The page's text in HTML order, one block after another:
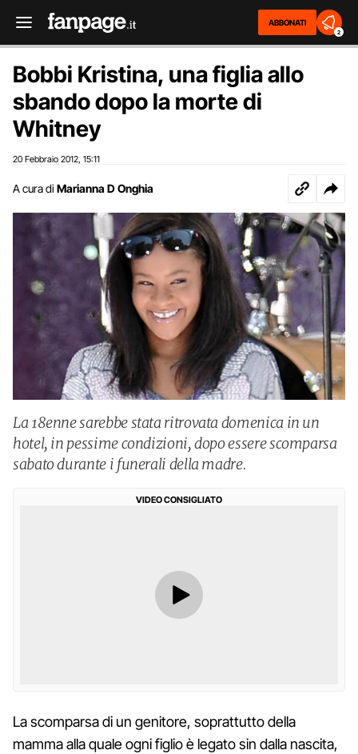
ABBONATI
2
Bobbi Kristina, una figlia allo
sbando dopo la morte di
Whitney
20 Febbraio 2012 15:11
A cura di Marianna D Onghia
La 18enne sarebbe stata ritrovata domenica in un
hotel, in pessime condizioni, dopo essere scomparsa
sabato durante i funerali della madre.
VIDEO CONSIGLIATO
La scomparsa di un genitore, soprattutto della
mamma alla quale ogni figlio è legato sin dalla nascita,